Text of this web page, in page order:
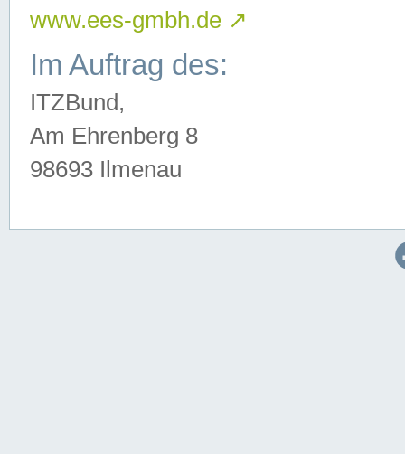
www.ees-gmbh.de ↗
Im Auftrag des:
ITZBund,
Am Ehrenberg 8
98693 Ilmenau